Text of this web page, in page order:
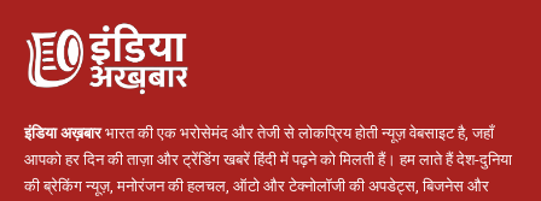
इंडिया अख़बारभारत की एक भरोसेमंद और तेजी से लोकप्रिय होती न्यूज़ वेबसाइट है, जहाँ
आपको हर दिन की ताज़ा और ट्रेंडिंग खबरें हिंदी में पढ़ने को मिलती हैं। हम लाते हैं देश-दुनिया
की ब्रेकिंग न्यूज़, मनोरंजन की हलचल, ऑटो और टेक्नोलॉजी की अपडेट्स, बिजनेस और